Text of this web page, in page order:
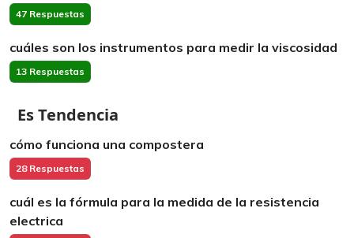
47 Respuestas
cuáles son los instrumentos para medir la viscosidad
13 Respuestas
Es Tendencia
cómo funciona una compostera
28 Respuestas
cuál es la fórmula para la medida de la resistencia
electrica